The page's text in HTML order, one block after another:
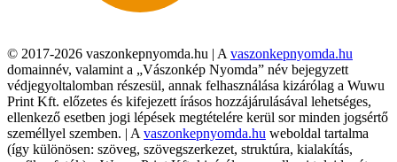
© 2017-2026 vaszonkepnyomda.hu | A vaszonkepnyomda.hu
domainnév, valamint a „Vászonkép Nyomda” név bejegyzett
védjegyoltalomban részesül, annak felhasználása kizárólag a Wuwu
Print Kft. előzetes és kifejezett írásos hozzájárulásával lehetséges,
ellenkező esetben jogi lépések megtételére kerül sor minden jogsértő
személlyel szemben. | A vaszonkepnyomda.hu weboldal tartalma
(így különösen: szöveg, szövegszerkezet, struktúra, kialakítás,